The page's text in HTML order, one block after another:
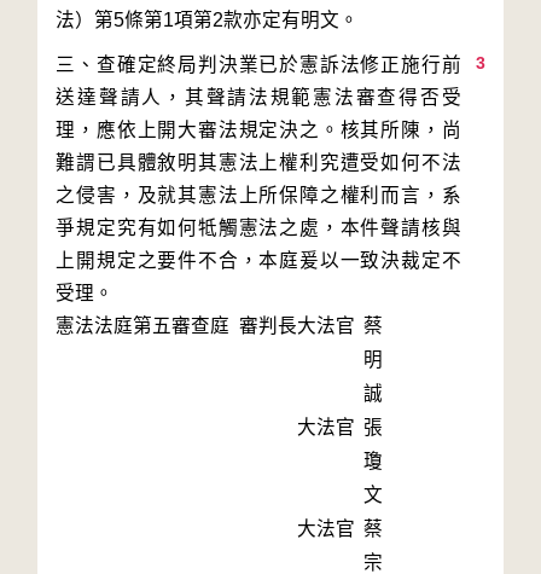
3
三、查確定終局判決業已於憲訴法修正施行前
送達聲請人，其聲請法規範憲法審查得否受
理，應依上開大審法規定決之。核其所陳，尚
難謂已具體敘明其憲法上權利究遭受如何不法
之侵害，及就其憲法上所保障之權利而言，系
爭規定究有如何牴觸憲法之處，本件聲請核與
上開規定之要件不合，本庭爰以一致決裁定不
受理。
憲法法庭第五審查庭 審判長大法官 蔡
明
誠
大法官 張
瓊
文
大法官 蔡
宗